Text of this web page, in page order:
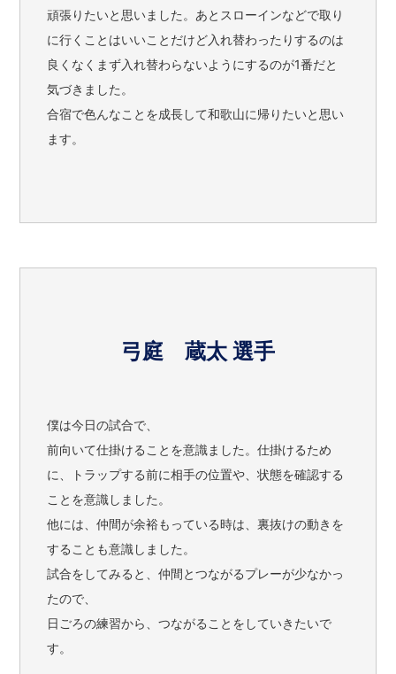
頑張りたいと思いました。あとスローインなどで取り
に行くことはいいことだけど入れ替わったりするのは
良くなくまず入れ替わらないようにするのが1番だと
気づきました。
合宿で色んなことを成長して和歌山に帰りたいと思い
ます。
弓庭 蔵太 選手
僕は今日の試合で、
前向いて仕掛けることを意識ました。仕掛けるため
に、トラップする前に相手の位置や、状態を確認する
ことを意識しました。
他には、仲間が余裕もっている時は、裏抜けの動きを
することも意識しました。
試合をしてみると、仲間とつながるプレーが少なかっ
たので、
日ごろの練習から、つながることをしていきたいで
す。